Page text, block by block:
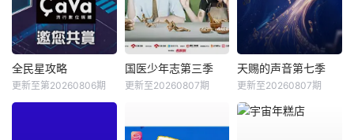
全民星攻略
更新至第20260806期
国医少年志第三季
更新至20260807期
天赐的声音第七季
更新至20260807期